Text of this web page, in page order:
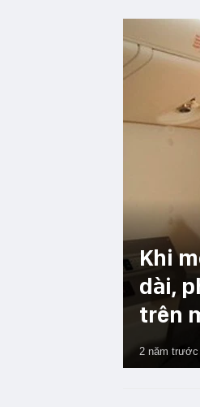
Khi
dài,
trên
2 năm trước